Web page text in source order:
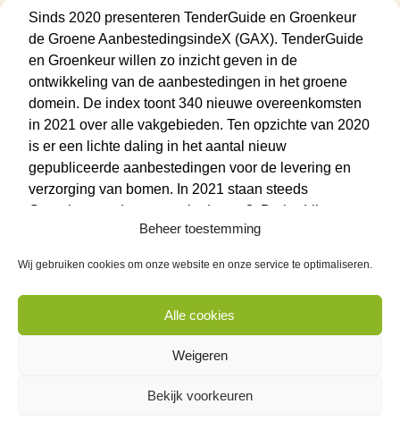
Beheer toestemming
Wij gebruiken cookies om onze website en onze service te optimaliseren.
Alle cookies
Weigeren
Bekijk voorkeuren
Sinds 2020 presenteren TenderGuide en Groenkeur
de Groene AanbestedingsindeX (GAX). TenderGuide
en Groenkeur willen zo inzicht geven in de
ontwikkeling van de aanbestedingen in het groene
domein. De index toont 340 nieuwe overeenkomsten
in 2021 over alle vakgebieden. Ten opzichte van 2020
is er een lichte daling in het aantal nieuw
gepubliceerde aanbestedingen voor de levering en
verzorging van bomen. In 2021 staan steeds
Groenkeur-ondernemers in de top 3. De bedrijven
wisselen elkaar af per periode en hierdoor ontstaat er
Groenkeur-aannemers
. Dit toont de waardering voor
Groenkeur-deelnemers in aanbestedingen.
De infographic bekijken.
Het thema biodiversiteit wordt meer gevraagd in 2021